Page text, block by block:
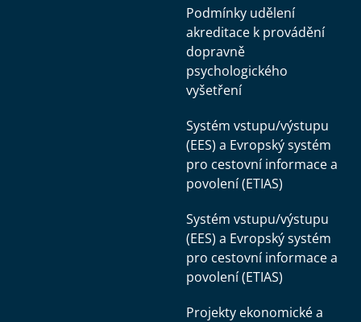
Podmínky udělení
akreditace k provádění
dopravně
psychologického
vyšetření
Systém vstupu/výstupu
(EES) a Evropský systém
pro cestovní informace a
povolení (ETIAS)
Systém vstupu/výstupu
(EES) a Evropský systém
pro cestovní informace a
povolení (ETIAS)
Projekty ekonomické a